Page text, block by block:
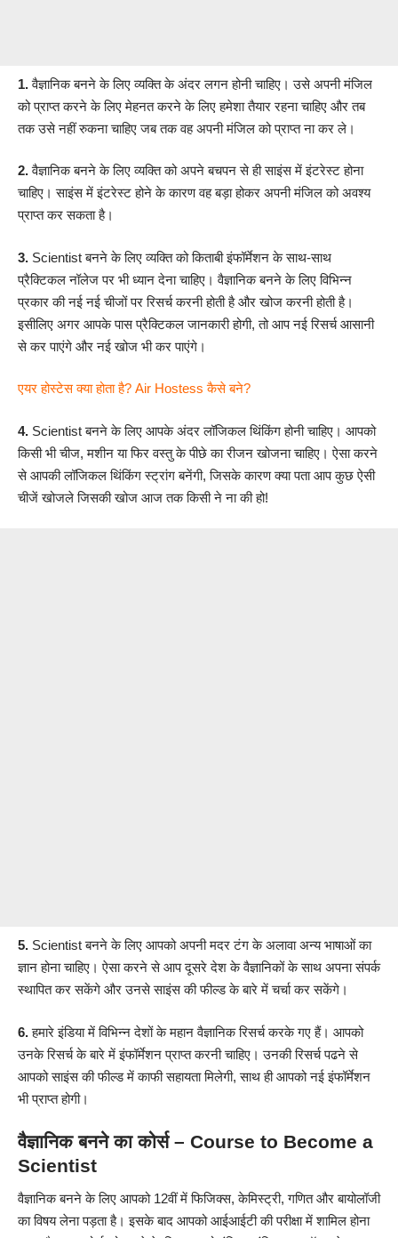
1.वैज्ञानिक बनने के लिए व्यक्ति के अंदर लगन होनी चाहिए। उसे अपनी मंजिल
को प्राप्त करने के लिए मेहनत करने के लिए हमेशा तैयार रहना चाहिए और तब
तक उसे नहीं रुकना चाहिए जब तक वह अपनी मंजिल को प्राप्त ना कर ले।
2.वैज्ञानिक बनने के लिए व्यक्ति को अपने बचपन से ही साइंस में इंटरेस्ट होना
चाहिए। साइंस में इंटरेस्ट होने के कारण वह बड़ा होकर अपनी मंजिल को अवश्य
प्राप्त कर सकता है।
3. Scientist बनने के लिए व्यक्ति को किताबी इंफॉर्मेशन के साथ-साथ
प्रैक्टिकल नॉलेज पर भी ध्यान देना चाहिए। वैज्ञानिक बनने के लिए विभिन्न
प्रकार की नई नई चीजों पर रिसर्च करनी होती है और खोज करनी होती है।
इसीलिए अगर आपके पास प्रैक्टिकल जानकारी होगी, तो आप नई रिसर्च आसानी
से कर पाएंगे और नई खोज भी कर पाएंगे।
एयर होस्टेस क्या होता है? Air Hostess कैसे बने?
4. Scientist बनने के लिए आपके अंदर लॉजिकल थिंकिंग होनी चाहिए। आपको
किसी भी चीज, मशीन या फिर वस्तु के पीछे का रीजन खोजना चाहिए। ऐसा करने
से आपकी लॉजिकल थिंकिंग स्ट्रांग बनेंगी, जिसके कारण क्या पता आप कुछ ऐसी
चीजें खोजले जिसकी खोज आज तक किसी ने ना की हो!
5. Scientist बनने के लिए आपको अपनी मदर टंग के अलावा अन्य भाषाओं का
ज्ञान होना चाहिए। ऐसा करने से आप दूसरे देश के वैज्ञानिकों के साथ अपना संपर्क
स्थापित कर सकेंगे और उनसे साइंस की फील्ड के बारे में चर्चा कर सकेंगे।
6.हमारे इंडिया में विभिन्न देशों के महान वैज्ञानिक रिसर्च करके गए हैं। आपको
उनके रिसर्च के बारे में इंफॉर्मेशन प्राप्त करनी चाहिए। उनकी रिसर्च पढने से
आपको साइंस की फील्ड में काफी सहायता मिलेगी, साथ ही आपको नई इंफॉर्मेशन
भी प्राप्त होगी।
वैज्ञानिक बनने का कोर्स – Course to Become a
Scientist
वैज्ञानिक बनने के लिए आपको 12वीं में फिजिक्स, केमिस्ट्री, गणित और बायोलॉजी
का विषय लेना पड़ता है। इसके बाद आपको आईआईटी की परीक्षा में शामिल होना